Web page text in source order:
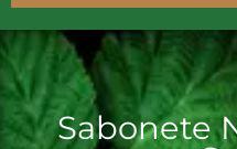
Sabonete